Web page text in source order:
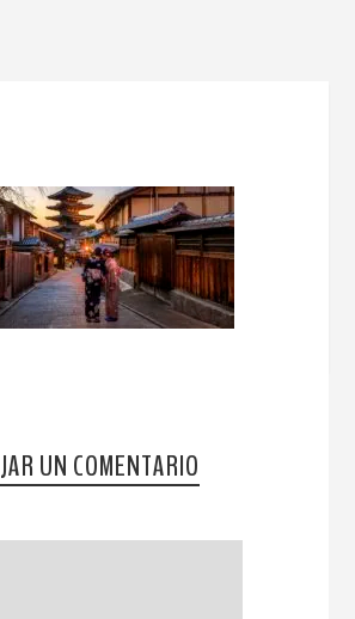
UN COMENTARIO